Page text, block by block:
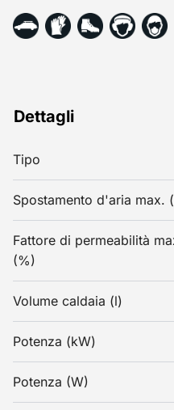
Dettagli
Tipo
Spostamento d'aria max.
Fattore di permeabilità
(%)
Volume caldaia (l)
Potenza (kW)
Potenza (W)